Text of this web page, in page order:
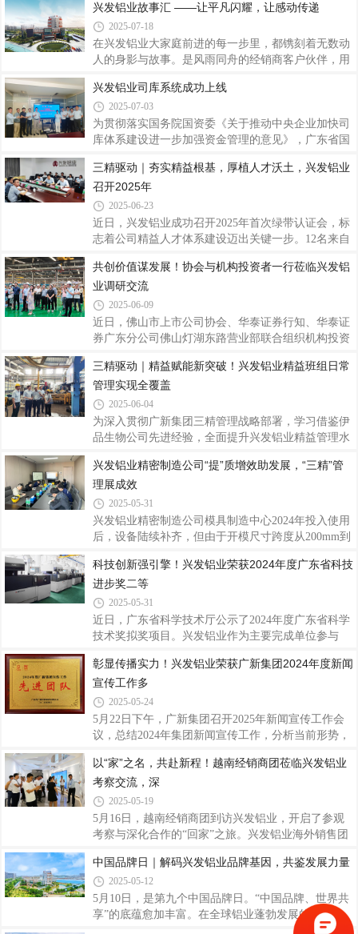
2万吨，专注于新型高端铝型材产品的应用和推广，
严格执行工业基础、智能制造、绿色制造等重点领域
目分管领导刘允棠、广新集团运营管理部副总监黄进
扬，联合前往兴发铝业江西公司进行精益班组与改善
周考察赋能。一、强化改善周运营，以精准突破促精
细管理7月7日，江西公司6月份两项改善周项目总结
棠、广新集团运营管理部副总监黄进扬及江西公司生
产副总颜新桥莅临指导，为深化精益管理、强化改善
成效与加速人才培养锚定方向。各车间精益员
兴发铝业故事汇 ——让平凡闪耀，让感动传递
2025-07-18
在兴发铝业大家庭前进的每一步里，都镌刻着无数动
人的身影与故事。是风雨同舟的经销商客户伙伴，用
用汗水与匠心铸就品质；是身边那些默默付出的同
事，用点滴善举温暖人心；是每一个在平凡岗位上，
绽放出不平凡光芒的你……这些故事，这些感动，值
得被更多人看见！兴发铝业故事汇这是一个专属于您
地邀请您，拿起笔，举起镜头，说出您心底那份与兴
发铝业相连的感动与力量！一、你的故事，我们想听
无论您是个人或是团队，只要您的故事与兴发铝
兴发铝业司库系统成功上线
2025-07-03
为贯彻落实国务院国资委《关于推动中央企业加快司
库体系建设进一步加强资金管理的意见》，广东省国
见》，积极响应广新集团对兴发铝业司库系统的建设
要求，兴发铝业结合公司资金管理业务特点，在项目
组和相关业务部门三个月的通力协作与努力下，于近
期成功上线司库系统，标志着公司资金管理数字化建
设取得突破性进展。▲系统上线启动会“专项工作
字化变革推进委员会的指引下，公司成立了以党委书
记、董事长王立为组长，党委委员、财务总监郑建华
三精驱动｜夯实精益根基，厚植人才沃土，兴发铝业
召开2025年
2025-06-23
近日，兴发铝业成功召开2025年首次绿带认证会，标
志着公司精益人才体系建设迈出关键一步。12名来自
分管领导刘允棠和广新运营管理部副总监黄进扬参与
评审，为深化精益管理、强化精益改善与加速人才培
养擘画蓝图、指明方向。▲兴发铝业2025年首次绿带
认证会现场里程碑时刻：精益人才认证正式启航本次
绿带认证会是兴发铝业首届精益绿带人才认证活动，
筛选，12名来自生产、工艺、设备等关键岗位的精益
骨干，围绕各自主导的改善周项目进行了精彩
共创价值谋发展！协会与机构投资者一行莅临兴发铝
业调研交流
2025-06-09
近日，佛山市上市公司协会、华泰证券行知、华泰证
券广东分公司佛山灯湖东路营业部联合组织机构投资
（00098.HK），通过参观兴发铝业博物馆、数字化工
厂以及座谈交流等方式，深入了解兴发铝业的发展现
状、战略布局与未来规划。兴发铝业副总经理杨桦、
办公室主任罗国球等代表出席了活动，在深度探访之
旅中有效增进了彼此之间的沟通互信，共探价值共
铝业精密制造工厂，作为公司第一代数字化工厂，也
是佛山市数字化智能化示范工厂，拥有先进的生产智
造设备，
三精驱动｜精益赋能新突破！兴发铝业精益班组日常
管理实现全覆盖
2025-06-04
为深入贯彻广新集团三精管理战略部署，学习借鉴伊
品生物公司先进经验，全面提升兴发铝业精益管理水
发铝业党委书记、董事长王立部署及广新集团运营管
理部指导，全面启动精益班组日常管理模式建设。主
要工作举措集团指导与试点启动。在兴发铝业党委委
员、副总经理刘允棠和广新集团运营管理部副总监黄
进扬的指导下，选定三水基地、精密基地作为首批精
构建。广新集团运营管理部王开聘于4月开始在三水
基地、精密基地开展精益班组日常管理培训5次
兴发铝业精密制造公司“提”质增效助发展，“三精”管
理展成效
2025-05-31
兴发铝业精密制造公司模具制造中心2024年投入使用
后，设备陆续补齐，但由于开模尺寸跨度从200mm到
为统计单位的方式估算车间产能负荷量会出现较大偏
差，同时出于成本考虑，尽量自主制造，导致准时交
模率偏低，甚至影响挤压车间正常生产。为有效提升
准时交模率，在2025年3月公司组织开展三精管理“提
升模具交模率改善周项目”，调整了模具车间产能负
程中按实际生产情况进行生产计划调整，避免延迟模
具交付，导致订单未能及时完成，影响未来与客
科技创新强引擎！兴发铝业荣获2024年度广东省科技
进步奖二等
2025-05-31
近日，广东省科学技术厅公示了2024年度广东省科学
技术奖拟奖项目。兴发铝业作为主要完成单位参与
及应用”项目荣获广东省科技进步奖二等奖，再次彰
显了兴发铝业在材料科学领域的深厚技术底蕴和研发
创新实力。广东省科学技术奖由广东省科学技术厅主
办评选，主要授予为促进科技进步和经济社会发展作
出突出贡献的个人或组织，该奖项是广东省在科技成
科技创新工作，秉持自主研发与高校及科研院
所“产、学、研、用”相结合的方式加大与国内外知名
彰显传播实力！兴发铝业荣获广新集团2024年度新闻
宣传工作多
2025-05-24
5月22日下午，广新集团召开2025年新闻宣传工作会
议，总结2024年集团新闻宣传工作，分析当前形势，
节，兴发铝业团队及个人荣获2024年度广新集团宣传
工作先进团队、先进工作者及先进个人荣誉。这是对
兴发铝业过去一年新闻宣传工作的肯定，也是激励我
们继续积极进取、守正创新，共同推动集团新闻宣传
工作再上新台阶。会议邀请资深媒体专家开展专题辅
进行深刻阐述和经验分享，进一步提升集团新闻宣传
队伍的理论水平和专业能力。会议强调，2025年集
以“家”之名，共赴新程！越南经销商团莅临兴发铝业
考察交流，深
2025-05-19
5月16日，越南经销商团到访兴发铝业，开启了参观
考察与深化合作的“回家”之旅。兴发铝业海外销售团
团。通过工厂考察、展厅参观、座谈交流三大环节，
共叙情谊再启合作新章。此次来访不仅是双方合作关
系的进一步巩固，合作信念愈发笃定，更是兴发铝业
全球化战略的重要实践，彰显了中国铝型材龙头企业
对东南亚市场的深耕布局，更为未来的紧密合作奠定
中国品牌日｜解码兴发铝业品牌基因，共鉴发展力量
2025-05-12
5月10日，是第九个中国品牌日。“中国品牌、世界共
享”的底蕴愈加丰富。在全球铝业蓬勃发展的浪潮
中，兴发铝业凭借深厚且独特的品牌实力积淀，自